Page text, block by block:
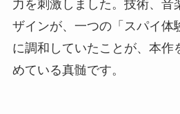
力を刺激しました。技術、音
ザインが、一つの「スパイ体
に調和していたことが、本作
めている真髄です。